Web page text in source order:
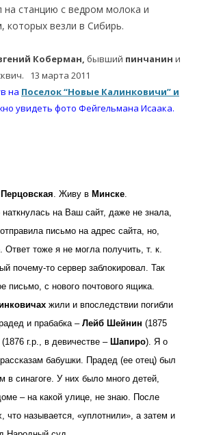
на станцию с ведром молока и
которых везли в Сибирь.
Коберман, бывший пинчанин и
13 марта 2011
на Поселок “Новые Калинковичи” и
увидеть фото Фейгельмана Исаака.
. Живу в Минске.
на Ваш сайт, даже не знала,
письмо на адрес сайта, но,
тоже я не могла получить, т. к.
почему-то сервер заблокировал. Так
письмо, с нового почтового ящика.
жили и впоследствии погибли
и прабабка – Лейб Шейнин (1875
(1876 г.р., в девичестве – Шапиро). Я о
бабушки. Прадед (ее отец) был
в синагоге. У них было много детей,
– на какой улице, не знаю. После
что называется, «уплотнили», а затем и